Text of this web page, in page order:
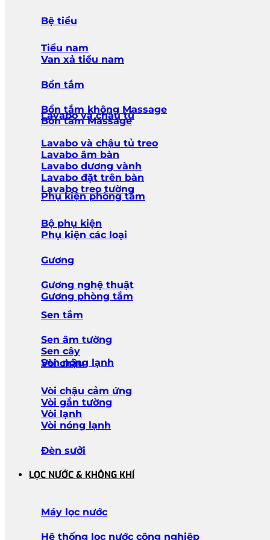
Bệ tiểu
Tiểu nam
Van xả tiểu nam
Bồn tắm
Bồn tắm không Massage
Bồn tắm Massage
Lavabo và chậu tủ
Lavabo và chậu tủ treo
Lavabo âm bàn
Lavabo dương vành
Lavabo đặt trên bàn
Lavabo treo tường
Phụ kiện phòng tắm
Bộ phụ kiện
Phụ kiện các loại
Gương
Gương nghệ thuật
Gương phòng tắm
Sen tắm
Sen âm tường
Sen cây
Sen nóng lạnh
Vòi chậu
Vòi chậu cảm ứng
Vòi gắn tường
Vòi lạnh
Vòi nóng lạnh
Đèn sưởi
LỌC NƯỚC & KHÔNG KHÍ
Máy lọc nước
Hệ thống lọc nước công nghiệp